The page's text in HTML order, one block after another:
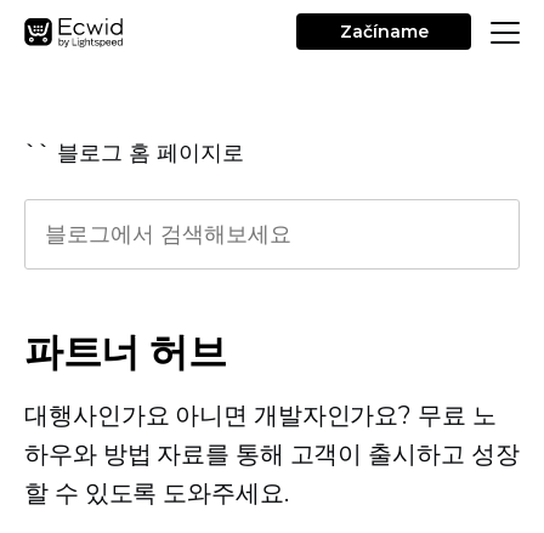
Začíname
`` 블로그 홈 페이지로
파트너 허브
대행사인가요 아니면 개발자인가요? 무료 노
하우와 방법 자료를 통해 고객이 출시하고 성장
할 수 있도록 도와주세요.